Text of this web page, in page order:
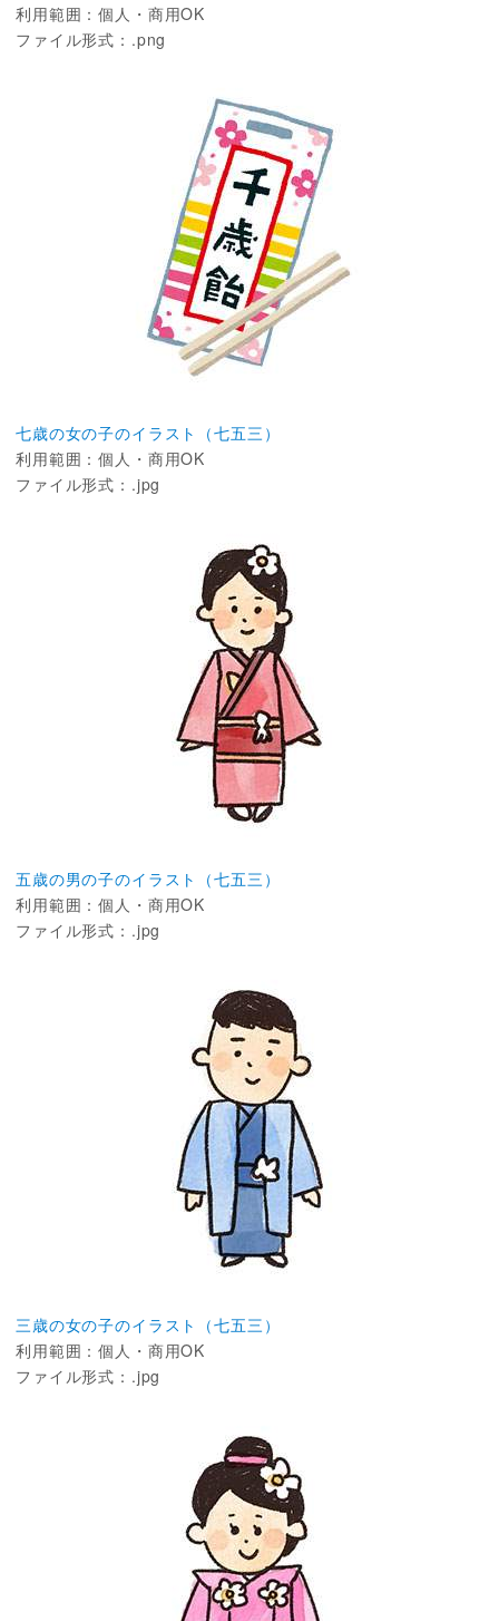
利用範囲：個人・商用OK
ファイル形式：.png
七歳の女の子のイラスト（七五三）
利用範囲：個人・商用OK
ファイル形式：.jpg
五歳の男の子のイラスト（七五三）
利用範囲：個人・商用OK
ファイル形式：.jpg
三歳の女の子のイラスト（七五三）
利用範囲：個人・商用OK
ファイル形式：.jpg